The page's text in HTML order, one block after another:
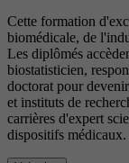
Cette formation
biomédicale, de
Les diplômés
biostatisticien,
doctorat pour
et instituts de
carrières d'expert
dispositifs médicaux.